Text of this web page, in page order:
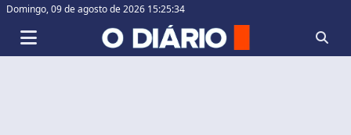
Domingo,09 de agosto de 2026 15:25:35